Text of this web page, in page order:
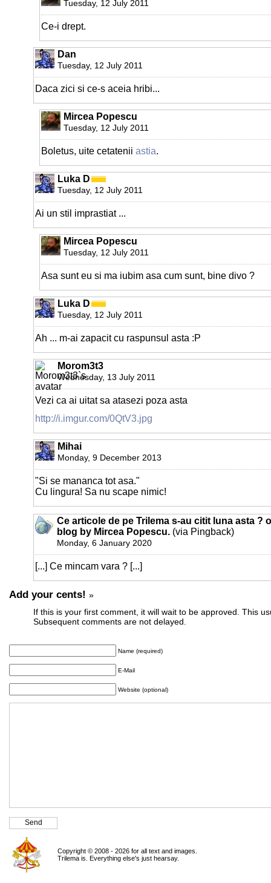
Tuesday, 12 July 2011
Ce-i drept.
Dan
Tuesday, 12 July 2011
Daca zici si ce-s aceia hribi...
Mircea Popescu
Tuesday, 12 July 2011
Boletus, uite cetatenii astia.
Luka D
Tuesday, 12 July 2011
Ai un stil imprastiat ...
Mircea Popescu
Tuesday, 12 July 2011
Asa sunt eu si ma iubim asa cum sunt, bine divo ?
Luka D
Tuesday, 12 July 2011
Ah ... m-ai zapacit cu raspunsul asta :P
Morom3t3
Wednesday, 13 July 2011
Vezi ca ai uitat sa atasezi poza asta
http://i.imgur.com/0QtV3.jpg
Mihai
Monday, 9 December 2013
"Si se mananca tot asa."
Cu lingura! Sa nu scape nimic!
Ce articole de pe Trilema s-au citit luna asta ?
blog by Mircea Popescu. (via Pingback)
Monday, 6 January 2020
[...] Ce mincam vara ? [...]
Add your cents! »
If this is your first comment, it will wait to be approved. This
Subsequent comments are not delayed.
Name (required)
E-Mail
Website (optional)
Copyright © 2008 - 2026 for all text and images.
Trilema is. Everything else's just hearsay.